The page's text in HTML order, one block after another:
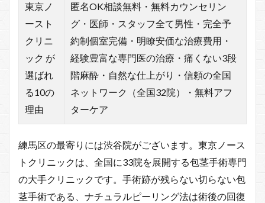
東京ノ
ースト
クリニ
ック が
選ばれ
る10の
理由
匿名OK相談無料・無料カウンセリン
グ・医師・スタッフ全て男性・完全予
約制個室完備・明瞭安価な治療費用・
経験豊富な専門医の治療・痛くない3段
階麻酔・自然な仕上がり・信頼の全国
ネットワーク（全国32院）・無料アフ
ターケア
練馬区の最寄りには渋谷院がございます。東京ノース
トクリニックは、全国に33院を展開する包茎手術専門
の大手クリニックです。手術跡が残らない切らない包
茎手術である、ナチュラルピーリング法は術後の回復